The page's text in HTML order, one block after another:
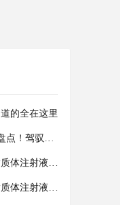
的全在这里
点！驾驭这
体注射液递
体注射液申